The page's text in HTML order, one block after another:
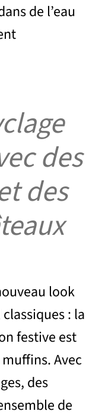
de l’eau
des
des
look
: la
festive est
Avec
des
de